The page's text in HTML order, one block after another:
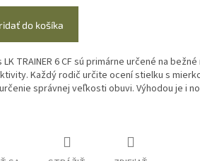
do košíka
TRAINER 6 CF sú primárne určené na
Každý rodič určite ocení stielku s
správnej veľkosti obuvi. Výhodou je i